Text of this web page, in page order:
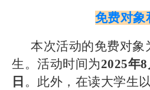
免费对象
本次活动的免费对象
生。活动时间为2025年
日 。此外，在读大学生